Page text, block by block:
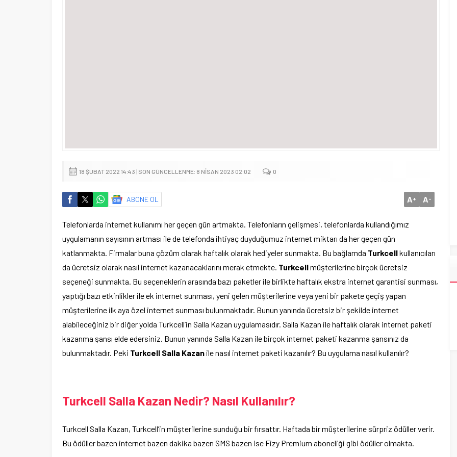
18 ŞUBAT 2022 14:43 | SON GÜNCELLENME: 8 NISAN 2023 02:02 0
ABONE OL A+ A-
Telefonlarda internet kullanımı her geçen gün artmakta. Telefonların gelişmesi, telefonlarda kullandığımız
uygulamanın sayısının artması ile de telefonda ihtiyaç duyduğumuz internet miktarı da her geçen gün
katlanmakta. Firmalar buna çözüm olarak haftalık olarak hediyeler sunmakta. Bu bağlamda Turkcellkullanıcıları
da ücretsiz olarak nasıl internet kazanacaklarını merak etmekte. Turkcellmüşterilerine birçok ücretsiz
seçeneği sunmakta. Bu seçeneklerin arasında bazı paketler ile birlikte haftalık ekstra internet garantisi sunması,
yaptığı bazı etkinlikler ile ek internet sunması, yeni gelen müşterilerine veya yeni bir pakete geçiş yapan
müşterilerine ilk aya özel internet sunması bulunmaktadır. Bunun yanında ücretsiz bir şekilde internet
alabileceğiniz bir diğer yolda Turkcell’in Salla Kazan uygulamasıdır. Salla Kazan ile haftalık olarak internet paketi
kazanma şansı elde edersiniz. Bunun yanında Salla Kazan ile birçok internet paketi kazanma şansınız da
bulunmaktadır. Peki Turkcell Salla Kazan ile nasıl internet paketi kazanılır? Bu uygulama nasıl kullanılır?
Turkcell Salla Kazan Nedir? Nasıl Kullanılır?
Turkcell Salla Kazan, Turkcell’in müşterilerine sunduğu bir fırsattır. Haftada bir müşterilerine sürpriz ödüller verir.
Bu ödüller bazen internet bazen dakika bazen SMS bazen ise Fizy Premium aboneliği gibi ödüller olmakta.